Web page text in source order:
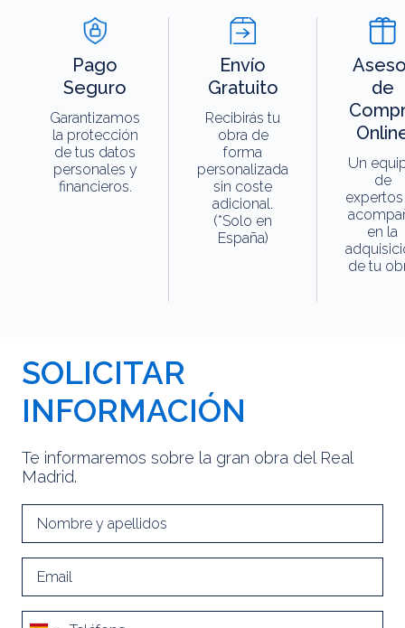
Pago
Seguro
Garantizamos
la protección
de tus datos
personales y
financieros.
Envío
Gratuito
Recibirás tu
obra de
forma
personalizada
sin coste
adicional.
(*Solo en
España)
de
Un
de
en la
de tu
SOLICITAR
INFORMACIÓN
Te informaremos sobre la gran obra del Real
Madrid.